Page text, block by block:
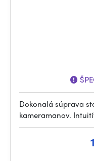
Dokonalá súprava
kameramanov.